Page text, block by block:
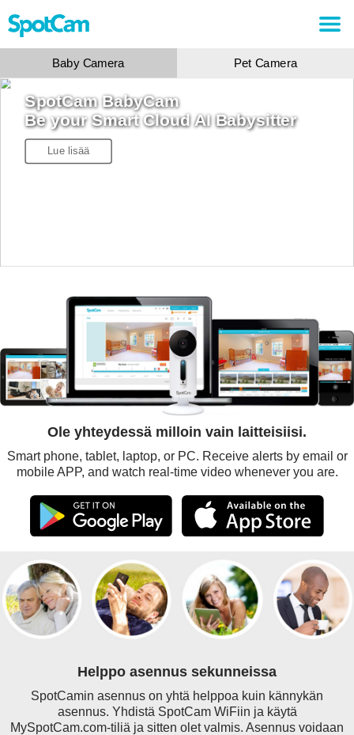
SpotCam BabyCam
Be your Smart Cloud AI Babysitter
Lue lisää
Baby Camera Pet Camera
Ole yhteydessä milloin vain laitteisiisi.
Smart phone, tablet, laptop, or PC. Receive alerts by email or
mobile APP, and watch real-time video whenever you are.
Helppo asennus sekunneissa
SpotCamin asennus on yhtä helppoa kuin kännykän
asennus. Yhdistä SpotCam WiFiin ja käytä
MySpotCam.com-tiliä ja sitten olet valmis. Asennus voidaan